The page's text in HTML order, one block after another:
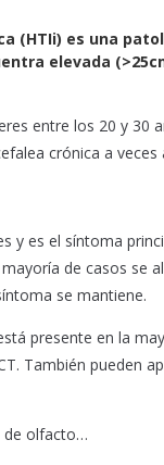
(HTIi) es una
elevada
entre los 20 y 30
crónica a veces
y es el síntoma
de casos se
se mantiene.
presente en la
También pueden
de olfacto…